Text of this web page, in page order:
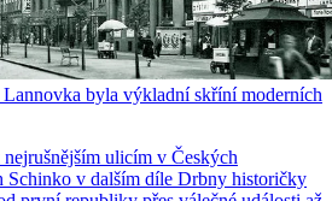
byla výkladní skříní moderních
ulicím v Českých
Schinko v dalším díle Drbny historičky